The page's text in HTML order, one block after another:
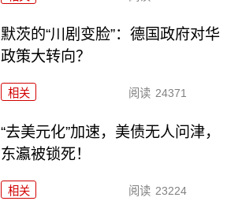
默茨的“川剧变脸”：德国政府对华
政策大转向？
相关 阅读 24371
“去美元化”加速，美债无人问津，
东瀛被锁死！
相关 阅读 23224